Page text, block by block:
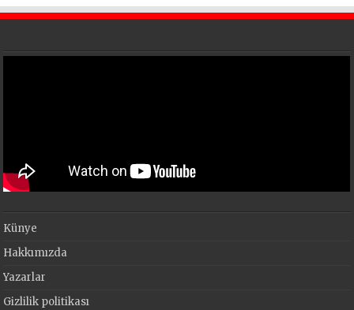
Künye
Hakkımızda
Yazarlar
Gizlilik politikası